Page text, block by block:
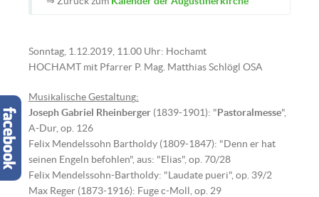
Sonntag, 1.12.2019, 11.00 Uhr: Hochamt
HOCHAMT mit Pfarrer P. Mag. Matthias Schlögl OSA
Musikalische Gestaltung:
Joseph Gabriel Rheinberger (1839-1901): "Pastoralmesse",
A-Dur, op. 126
Felix Mendelssohn Bartholdy (1809-1847): "Denn er hat
seinen Engeln befohlen", aus: "Elias", op. 70/28
Felix Mendelssohn-Bartholdy: "Laudate pueri", op. 39/2
Max Reger (1873-1916): Fuge c-Moll, op. 29